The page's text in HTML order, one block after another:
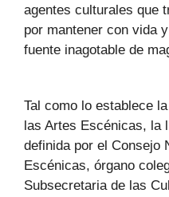
agentes culturales que
por mantener con vida
fuente inagotable de
Tal como lo establece
las Artes Escénicas, la
definida por el Consejo
Escénicas, órgano
Subsecretaria de las